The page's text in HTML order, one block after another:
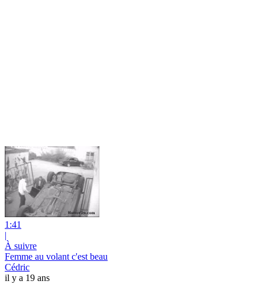
1:41
|
À suivre
Femme au volant c'est beau
Cédric
il y a 19 ans